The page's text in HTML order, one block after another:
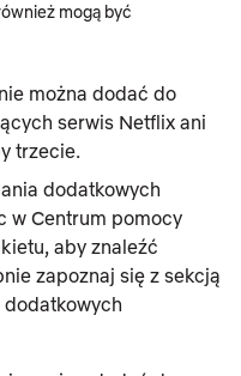
mogą być
można dodać do
serwis Netflix ani
trzecie.
dodatkowych
w Centrum pomocy
aby znaleźć
zapoznaj się z sekcją
dodatkowych